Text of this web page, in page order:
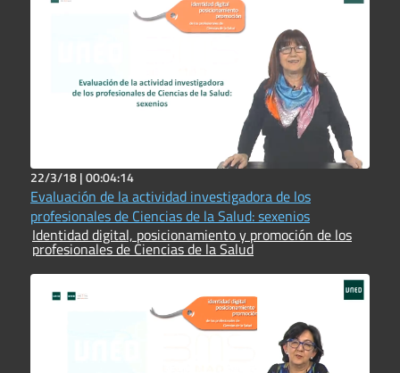
22/3/18 |00:04:14
Evaluación de la actividad investigadora de los
profesionales de Ciencias de la Salud: sexenios
Identidad digital, posicionamiento y promoción de los
profesionales de Ciencias de la Salud